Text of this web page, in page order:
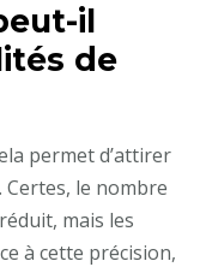
il
de
permet d’attirer
le nombre
mais les
à cette précision,